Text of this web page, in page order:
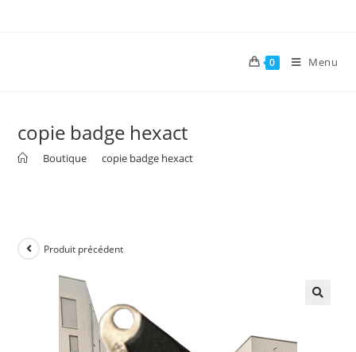
0 Menu
copie badge hexact
Boutique copie badge hexact
Produit précédent